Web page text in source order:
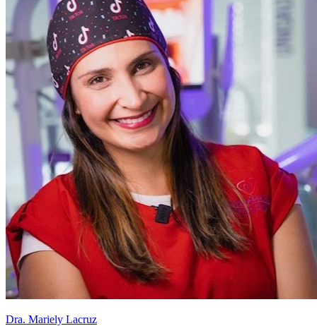
Dra. Mariely Lacruz